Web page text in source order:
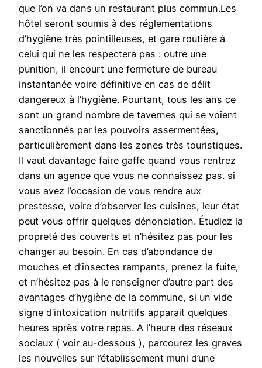
que l’on va dans un restaurant plus commun.Les
hôtel seront soumis à des réglementations
d’hygiène très pointilleuses, et gare routière à
celui qui ne les respectera pas : outre une
punition, il encourt une fermeture de bureau
instantanée voire définitive en cas de délit
dangereux à l’hygiène. Pourtant, tous les ans ce
sont un grand nombre de tavernes qui se voient
sanctionnés par les pouvoirs assermentées,
particulièrement dans les zones très touristiques.
Il vaut davantage faire gaffe quand vous rentrez
dans un agence que vous ne connaissez pas. si
vous avez l’occasion de vous rendre aux
prestesse, voire d’observer les cuisines, leur état
peut vous offrir quelques dénonciation. Étudiez la
propreté des couverts et n’hésitez pas pour les
changer au besoin. En cas d’abondance de
mouches et d’insectes rampants, prenez la fuite,
et n’hésitez pas à le renseigner d’autre part des
avantages d’hygiène de la commune, si un vide
signe d’intoxication nutritifs apparait quelques
heures après votre repas. A l’heure des réseaux
sociaux ( voir au-dessous ), parcourez les graves
les nouvelles sur l’établissement muni d’une